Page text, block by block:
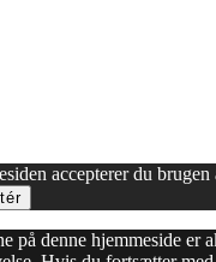
accepterer du brugen
på denne hjemmeside er